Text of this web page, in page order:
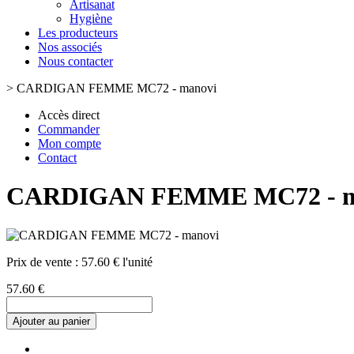
Artisanat
Hygiène
Les producteurs
Nos associés
Nous contacter
> CARDIGAN FEMME MC72 - manovi
Accès direct
Commander
Mon compte
Contact
CARDIGAN FEMME MC72 -
Prix de vente : 57.60 € l'unité
57.60 €
Ajouter au panier